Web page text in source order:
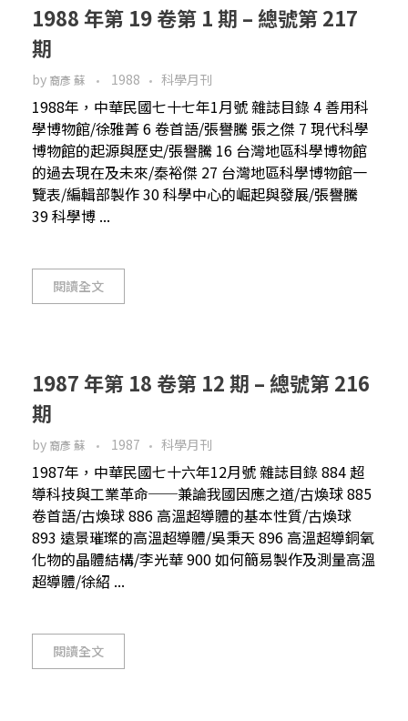
1988 年第 19 卷第 1 期 – 總號第 217
期
by 裔彥 蘇 1988 科學月刊
1988年，中華民國七十七年1月號 雜誌目錄 4 善用科
學博物館/徐雅菁 6 卷首語/張譽騰 張之傑 7 現代科學
博物館的起源與歷史/張譽騰 16 台灣地區科學博物館
的過去現在及未來/秦裕傑 27 台灣地區科學博物館一
覽表/編輯部製作 30 科學中心的崛起與發展/張譽騰
39 科學博 ...
閱讀全文
1987 年第 18 卷第 12 期 – 總號第 216
期
by 裔彥 蘇 1987 科學月刊
1987年，中華民國七十六年12月號 雜誌目錄 884 超
導科技與工業革命──兼論我國因應之道/古煥球 885
卷首語/古煥球 886 高溫超導體的基本性質/古煥球
893 遠景璀璨的高溫超導體/吳秉天 896 高溫超導銅氧
化物的晶體結構/李光華 900 如何簡易製作及測量高溫
超導體/徐紹 ...
閱讀全文